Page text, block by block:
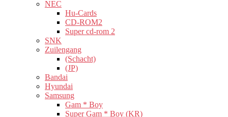
NEC
Hu-Cards
CD-ROM2
Super cd-rom 2
SNK
Zuilengang
(Schacht)
(JP)
Bandai
Hyundai
Samsung
Gam * Boy
Super Gam * Boy (KR)